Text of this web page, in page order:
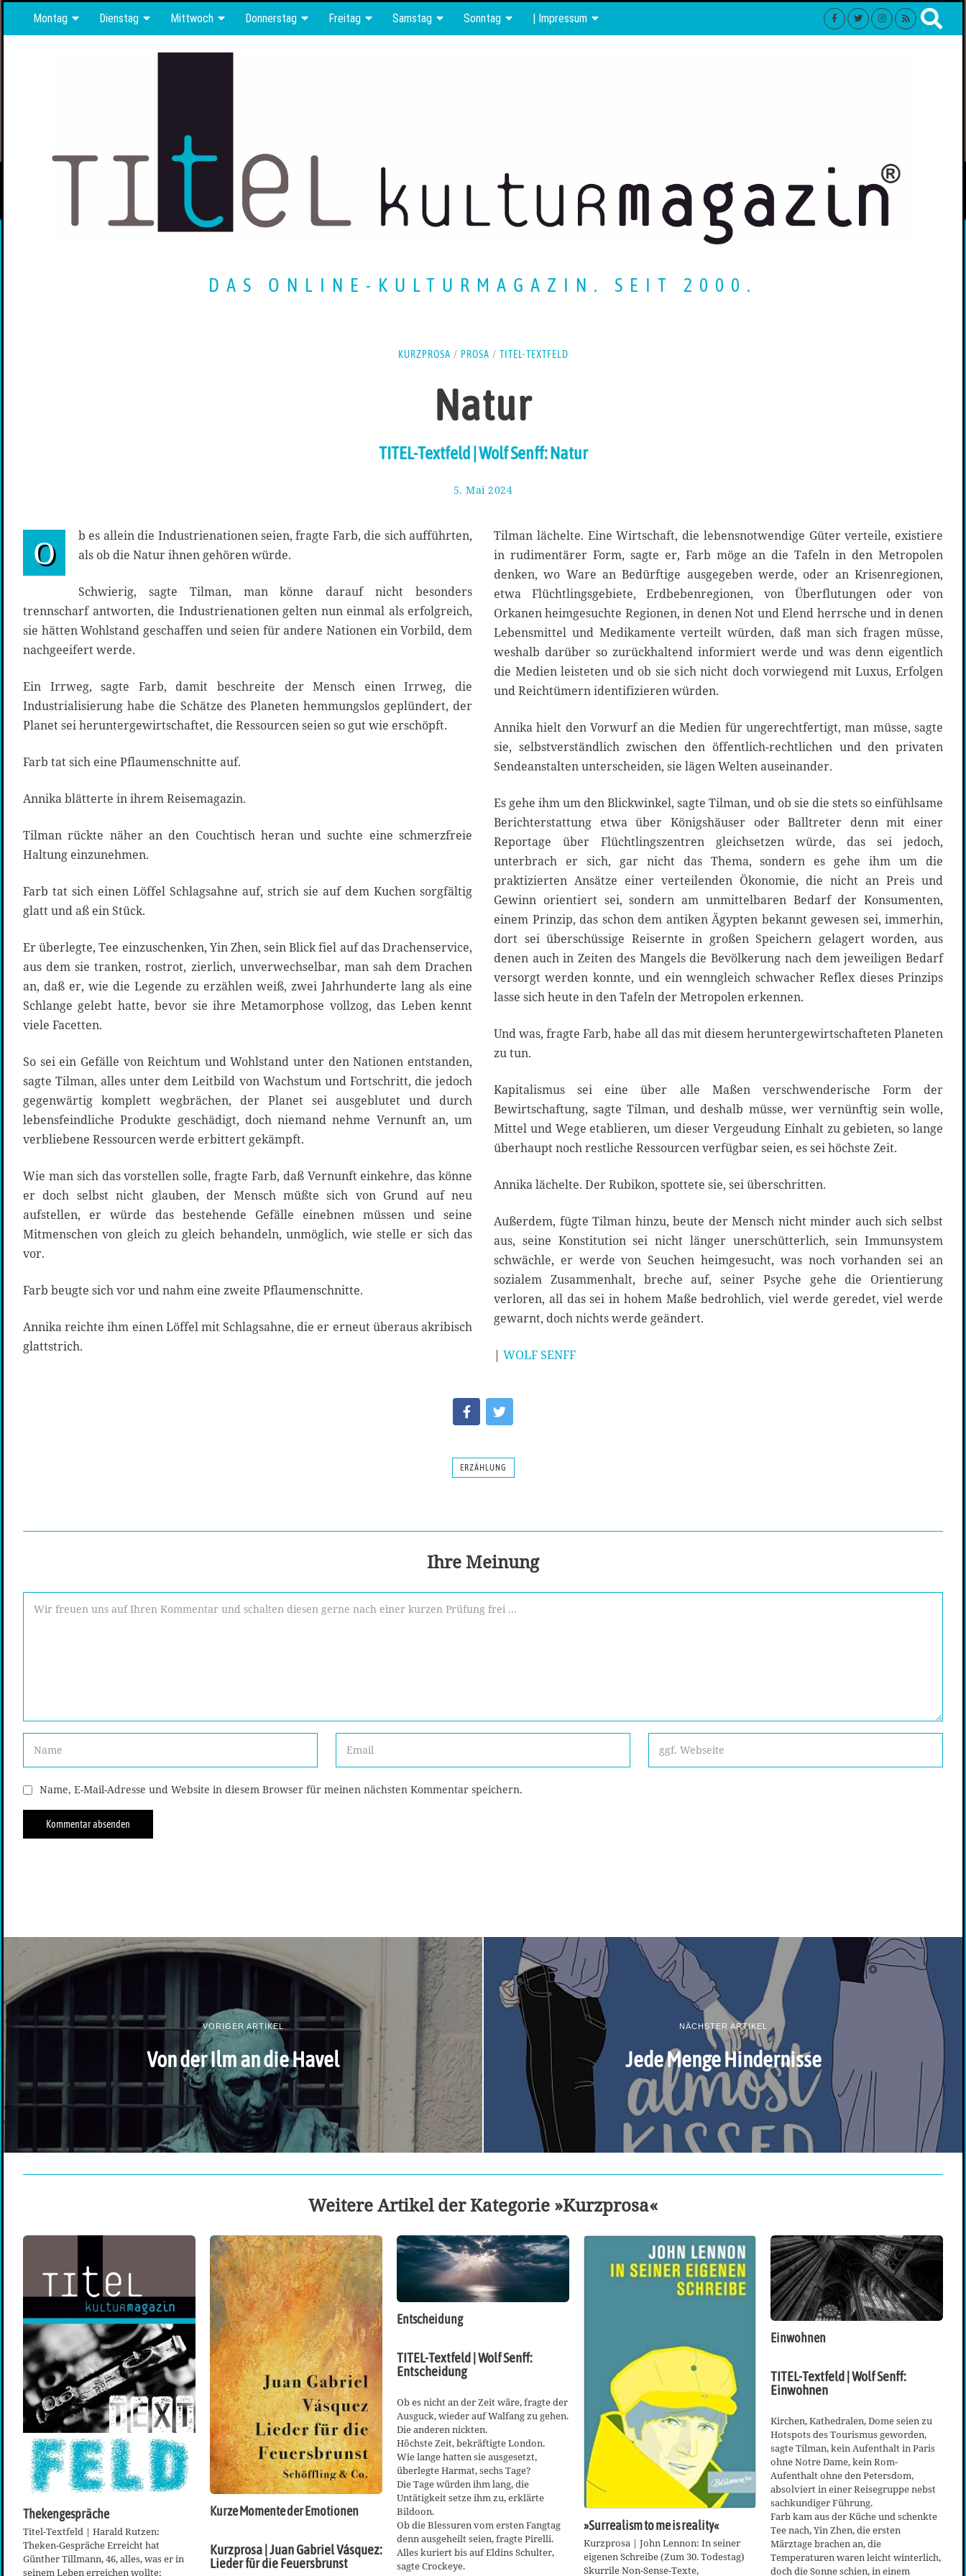
Montag Dienstag Mittwoch Donnerstag Freitag Samstag Sonntag | Impressum
DAS ONLINE-KULTURMAGAZIN. SEIT 2000.
KURZPROSA / PROSA / TITEL-TEXTFELD
Natur
TITEL-Textfeld | Wolf Senff: Natur
5. Mai 2024
M
i
2
0
4
O
b es allein die Industrienationen seien, fragte Farb, die sich aufführten,
als ob die Natur ihnen gehören würde.
Schwierig, sagte Tilman, man könne darauf nicht besonders
trennscharf antworten, die Industrienationen gelten nun einmal als erfolgreich,
sie hätten Wohlstand geschaffen und seien für andere Nationen ein Vorbild, dem
nachgeeifert werde.
Ein Irrweg, sagte Farb, damit beschreite der Mensch einen Irrweg, die
Industrialisierung habe die Schätze des Planeten hemmungslos geplündert, der
Planet sei heruntergewirtschaftet, die Ressourcen seien so gut wie erschöpft.
Farb tat sich eine Pflaumenschnitte auf.
Annika blätterte in ihrem Reisemagazin.
Tilman rückte näher an den Couchtisch heran und suchte eine schmerzfreie
Haltung einzunehmen.
Farb tat sich einen Löffel Schlagsahne auf, strich sie auf dem Kuchen sorgfältig
glatt und aß ein Stück.
Er überlegte, Tee einzuschenken, Yin Zhen, sein Blick fiel auf das Drachenservice,
aus dem sie tranken, rostrot, zierlich, unverwechselbar, man sah dem Drachen
an, daß er, wie die Legende zu erzählen weiß, zwei Jahrhunderte lang als eine
Schlange gelebt hatte, bevor sie ihre Metamorphose vollzog, das Leben kennt
viele Facetten.
So sei ein Gefälle von Reichtum und Wohlstand unter den Nationen entstanden,
sagte Tilman, alles unter dem Leitbild von Wachstum und Fortschritt, die jedoch
gegenwärtig komplett wegbrächen, der Planet sei ausgeblutet und durch
lebensfeindliche Produkte geschädigt, doch niemand nehme Vernunft an, um
verbliebene Ressourcen werde erbittert gekämpft.
Wie man sich das vorstellen solle, fragte Farb, daß Vernunft einkehre, das könne
er doch selbst nicht glauben, der Mensch müßte sich von Grund auf neu
aufstellen, er würde das bestehende Gefälle einebnen müssen und seine
Mitmenschen von gleich zu gleich behandeln, unmöglich, wie stelle er sich das
vor.
Farb beugte sich vor und nahm eine zweite Pflaumenschnitte.
Annika reichte ihm einen Löffel mit Schlagsahne, die er erneut überaus akribisch
glattstrich.
Tilman lächelte. Eine Wirtschaft, die lebensnotwendige Güter verteile, existiere
in rudimentärer Form, sagte er, Farb möge an die Tafeln in den Metropolen
denken, wo Ware an Bedürftige ausgegeben werde, oder an Krisenregionen,
etwa Flüchtlingsgebiete, Erdbebenregionen, von Überflutungen oder von
Orkanen heimgesuchte Regionen, in denen Not und Elend herrsche und in denen
Lebensmittel und Medikamente verteilt würden, daß man sich fragen müsse,
weshalb darüber so zurückhaltend informiert werde und was denn eigentlich
die Medien leisteten und ob sie sich nicht doch vorwiegend mit Luxus, Erfolgen
und Reichtümern identifizieren würden.
Annika hielt den Vorwurf an die Medien für ungerechtfertigt, man müsse, sagte
sie, selbstverständlich zwischen den öffentlich-rechtlichen und den privaten
Sendeanstalten unterscheiden, sie lägen Welten auseinander.
Es gehe ihm um den Blickwinkel, sagte Tilman, und ob sie die stets so einfühlsame
Berichterstattung etwa über Königshäuser oder Balltreter denn mit einer
Reportage über Flüchtlingszentren gleichsetzen würde, das sei jedoch,
unterbrach er sich, gar nicht das Thema, sondern es gehe ihm um die
praktizierten Ansätze einer verteilenden Ökonomie, die nicht an Preis und
Gewinn orientiert sei, sondern am unmittelbaren Bedarf der Konsumenten,
einem Prinzip, das schon dem antiken Ägypten bekannt gewesen sei, immerhin,
dort sei überschüssige Reisernte in großen Speichern gelagert worden, aus
denen auch in Zeiten des Mangels die Bevölkerung nach dem jeweiligen Bedarf
versorgt werden konnte, und ein wenngleich schwacher Reflex dieses Prinzips
lasse sich heute in den Tafeln der Metropolen erkennen.
Und was, fragte Farb, habe all das mit diesem heruntergewirtschafteten Planeten
zu tun.
Kapitalismus sei eine über alle Maßen verschwenderische Form der
Bewirtschaftung, sagte Tilman, und deshalb müsse, wer vernünftig sein wolle,
Mittel und Wege etablieren, um dieser Vergeudung Einhalt zu gebieten, so lange
überhaupt noch restliche Ressourcen verfügbar seien, es sei höchste Zeit.
Annika lächelte. Der Rubikon, spottete sie, sei überschritten.
Außerdem, fügte Tilman hinzu, beute der Mensch nicht minder auch sich selbst
aus, seine Konstitution sei nicht länger unerschütterlich, sein Immunsystem
schwächle, er werde von Seuchen heimgesucht, was noch vorhanden sei an
sozialem Zusammenhalt, breche auf, seiner Psyche gehe die Orientierung
verloren, all das sei in hohem Maße bedrohlich, viel werde geredet, viel werde
gewarnt, doch nichts werde geändert.
| WOLF SENFF
ERZÄHLUNG
Ihre Meinung
Name, E-Mail-Adresse und Website in diesem Browser für meinen nächsten Kommentar speichern.
VORIGER ARTIKEL
Von der Ilm an die Havel
NÄCHSTER ARTIKEL
Jede Menge Hindernisse
Weitere Artikel der Kategorie »Kurzprosa«
Thekengespräche
Titel-Textfeld | Harald Rutzen:
Theken-Gespräche Erreicht hat
Günther Tillmann, 46, alles, was er in
seinem Leben erreichen wollte:
Kurze Momente der Emotionen
Kurzprosa | Juan Gabriel Vásquez:
Lieder für die Feuersbrunst
Entscheidung
TITEL-Textfeld | Wolf Senff:
Entscheidung
Ob es nicht an der Zeit wäre, fragte der
Ausguck, wieder auf Walfang zu gehen.
Die anderen nickten.
Höchste Zeit, bekräftigte London.
Wie lange hatten sie ausgesetzt,
überlegte Harmat, sechs Tage?
Die Tage würden ihm lang, die
Untätigkeit setze ihm zu, erklärte
Bildoon.
Ob die Blessuren vom ersten Fangtag
denn ausgeheilt seien, fragte Pirelli.
Alles kuriert bis auf Eldins Schulter,
sagte Crockeye.
»Surrealism to me is reality«
Kurzprosa | John Lennon: In seiner
eigenen Schreibe (Zum 30. Todestag)
Skurrile Non-Sense-Texte,
Einwohnen
TITEL-Textfeld | Wolf Senff:
Einwohnen
Kirchen, Kathedralen, Dome seien zu
Hotspots des Tourismus geworden,
sagte Tilman, kein Aufenthalt in Paris
ohne Notre Dame, kein Rom-
Aufenthalt ohne den Petersdom,
absolviert in einer Reisegruppe nebst
sachkundiger Führung.
Farb kam aus der Küche und schenkte
Tee nach, Yin Zhen, die ersten
Märztage brachen an, die
Temperaturen waren leicht winterlich,
doch die Sonne schien, in einem